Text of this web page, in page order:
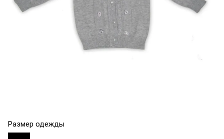
Размер одежды